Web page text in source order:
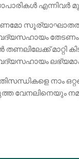
എന്നിവർ
തേടണം.
തണലിലേക്ക് മാറ്റി
നാം
വേനലിനെയും